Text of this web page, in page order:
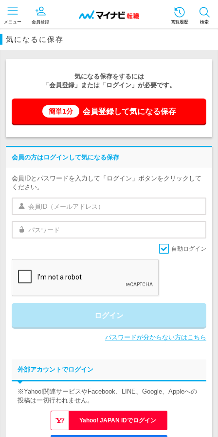
メニュー 会員登録 閲覧履歴 検索
気になるに保存
気になる保存をするには
「会員登録」または「ログイン」が必要です。
簡単1分 会員登録して気になる保存
会員の方はログインして気になる保存
会員IDとパスワードを入力して「ログイン」ボタンをクリックして
ください。
自動ログイン
ログイン
パスワードが分からない方はこちら
外部アカウントでログイン
※Yahoo!関連サービスやFacebook、LINE、Google、Appleへの
投稿は一切行われません。
Yahoo! JAPAN IDでログイン